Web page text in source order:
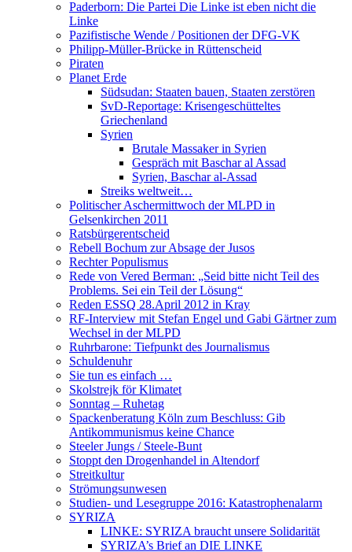
Paderborn: Die Partei Die Linke ist eben nicht die
Linke
Pazifistische Wende / Positionen der DFG-VK
Philipp-Müller-Brücke in Rüttenscheid
Piraten
Planet Erde
Südsudan: Staaten bauen, Staaten zerstören
SvD-Reportage: Krisengeschütteltes
Griechenland
Syrien
Brutale Massaker in Syrien
Gespräch mit Baschar al Assad
Syrien, Baschar al-Assad
Streiks weltweit…
Politischer Aschermittwoch der MLPD in
Gelsenkirchen 2011
Ratsbürgerentscheid
Rebell Bochum zur Absage der Jusos
Rechter Populismus
Rede von Vered Berman: „Seid bitte nicht Teil des
Problems. Sei ein Teil der Lösung“
Reden ESSQ 28.April 2012 in Kray
RF-Interview mit Stefan Engel und Gabi Gärtner zum
Wechsel in der MLPD
Ruhrbarone: Tiefpunkt des Journalismus
Schuldenuhr
Sie tun es einfach …
Skolstrejk för Klimatet
Sonntag – Ruhetag
Spackenberatung Köln zum Beschluss: Gib
Antikommunismus keine Chance
Steeler Jungs / Steele-Bunt
Stoppt den Drogenhandel in Altendorf
Streitkultur
Strömungsunwesen
Studien- und Lesegruppe 2016: Katastrophenalarm
SYRIZA
LINKE: SYRIZA braucht unsere Solidarität
SYRIZA’s Brief an DIE LINKE